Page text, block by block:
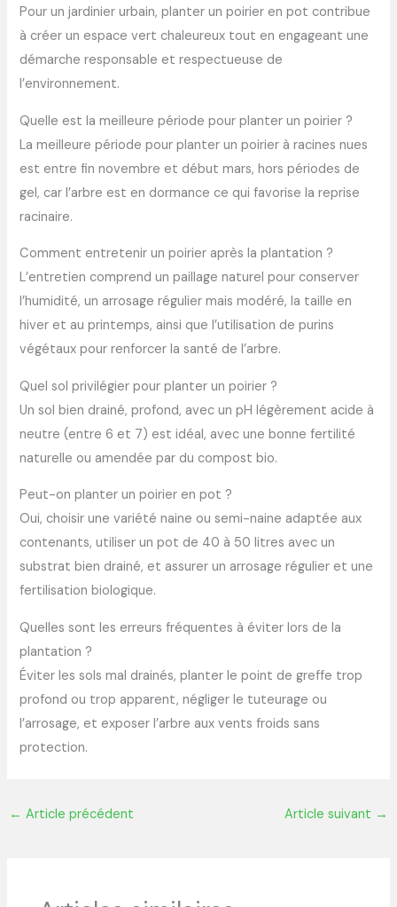
Pour un jardinier urbain, planter un poirier en pot contribue
à créer un espace vert chaleureux tout en engageant une
démarche responsable et respectueuse de
l’environnement.
Quelle est la meilleure période pour planter un poirier ?
La meilleure période pour planter un poirier à racines nues
est entre fin novembre et début mars, hors périodes de
gel, car l’arbre est en dormance ce qui favorise la reprise
racinaire.
Comment entretenir un poirier après la plantation ?
L’entretien comprend un paillage naturel pour conserver
l’humidité, un arrosage régulier mais modéré, la taille en
hiver et au printemps, ainsi que l’utilisation de purins
végétaux pour renforcer la santé de l’arbre.
Quel sol privilégier pour planter un poirier ?
Un sol bien drainé, profond, avec un pH légèrement acide à
neutre (entre 6 et 7) est idéal, avec une bonne fertilité
naturelle ou amendée par du compost bio.
Peut-on planter un poirier en pot ?
Oui, choisir une variété naine ou semi-naine adaptée aux
contenants, utiliser un pot de 40 à 50 litres avec un
substrat bien drainé, et assurer un arrosage régulier et une
fertilisation biologique.
Quelles sont les erreurs fréquentes à éviter lors de la
plantation ?
Éviter les sols mal drainés, planter le point de greffe trop
profond ou trop apparent, négliger le tuteurage ou
l’arrosage, et exposer l’arbre aux vents froids sans
protection.
← Article précédent Article suivant →